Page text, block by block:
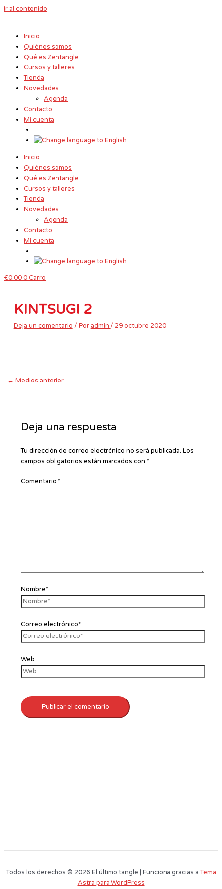
Ir al contenido
Inicio
Quiénes somos
Qué es Zentangle
Cursos y talleres
Tienda
Novedades
Agenda
Contacto
Mi cuenta
Inicio
Quiénes somos
Qué es Zentangle
Cursos y talleres
Tienda
Novedades
Agenda
Contacto
Mi cuenta
€0.000Carro
KINTSUGI 2
Deja un comentario / Por admin / 29 octubre 2020
← Medios anterior
Deja una respuesta
Tu dirección de correo electrónico no será publicada. Los
campos obligatorios están marcados con *
Comentario *
Nombre*
Correo electrónico*
Web
Todos los derechos © 2026 El último tangle | Funciona gracias aTema
Astra para WordPress